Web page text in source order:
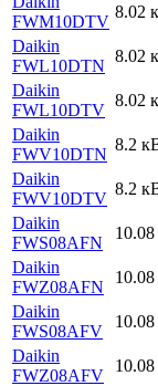
FWM10DTV
8.02
Daikin
FWL10DTN
8.02
Daikin
FWL10DTV
8.02
Daikin
FWV10DTN
8.2
Daikin
FWV10DTV
8.2
Daikin
FWS08AFN
Daikin
FWZ08AFN
Daikin
FWS08AFV
Daikin
FWZ08AFV